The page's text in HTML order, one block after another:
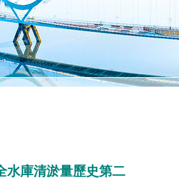
水庫清淤量歷史第二